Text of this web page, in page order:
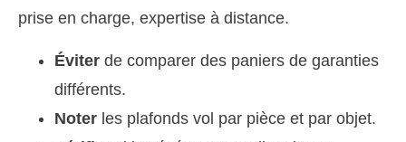
prise en charge, expertise à distance.
Éviter de comparer des paniers de garanties
différents.
Noter les plafonds vol par pièce et par objet.